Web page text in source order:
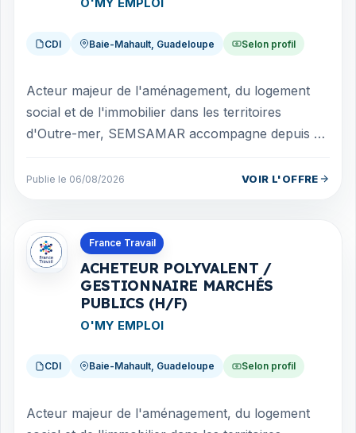
O'MY EMPLOI
CDI Baie-Mahault, Guadeloupe Selon profil
Acteur majeur de l'aménagement, du logement
social et de l'immobilier dans les territoires
d'Outre-mer, SEMSAMAR accompagne depuis de
Publie le 06/08/2026 VOIR L'OFFRE
France Travail
ACHETEUR POLYVALENT /
GESTIONNAIRE MARCHÉS
PUBLICS (H/F)
O'MY EMPLOI
CDI Baie-Mahault, Guadeloupe Selon profil
Acteur majeur de l'aménagement, du logement
Offres en Guadeloupe